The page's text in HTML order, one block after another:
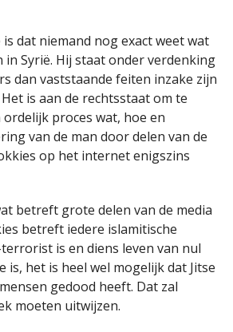
dat niemand nog exact weet wat
in Syrië. Hij staat onder verdenking
dan vaststaande feiten inzake zijn
is aan de rechtsstaat om te
proces wat, hoe en
van de man door delen van de
op het internet enigszins
betreft grote delen van de media
betreft iedere islamitische
is en diens leven van nul
is, het is heel wel mogelijk dat Jitse
gedood heeft. Dat zal
moeten uitwijzen.